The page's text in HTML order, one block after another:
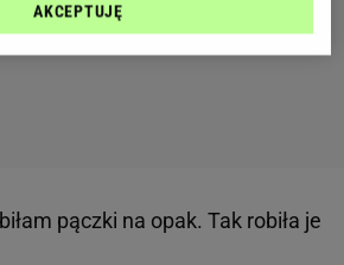
pączki na opak. Tak robiła je
AKCEPTUJĘ